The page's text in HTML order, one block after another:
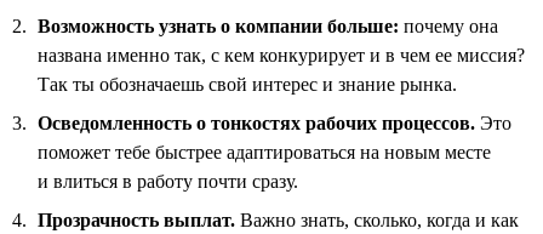
Возможность узнать о компании больше: почему она
названа именно так, с кем конкурирует и в чем ее миссия?
Так ты обозначаешь свой интерес и знание рынка.
Осведомленность о тонкостях рабочих процессов. Это
поможет тебе быстрее адаптироваться на новым месте
и влиться в работу почти сразу.
Прозрачность выплат. Важно знать, сколько, когда и как